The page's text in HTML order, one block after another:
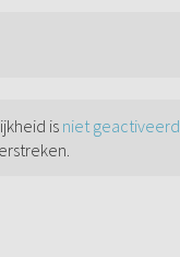
isniet geactiveerd